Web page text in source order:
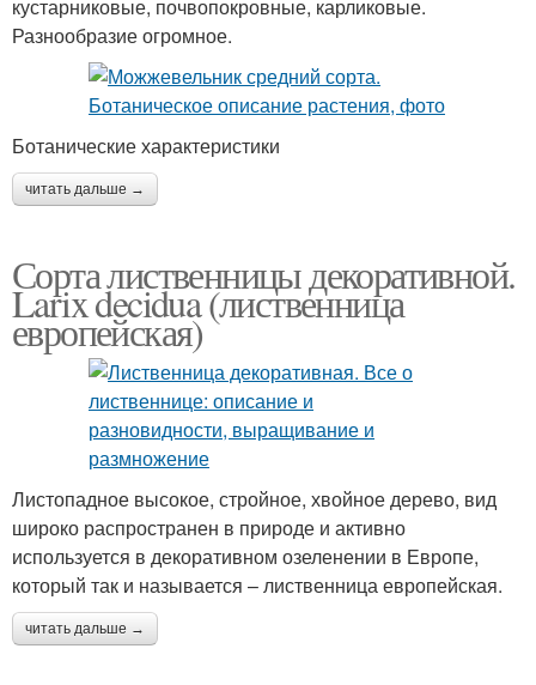
кустарниковые, почвопокровные, карликовые.
Разнообразие огромное.
Ботанические характеристики
читать дальше →
Сорта лиственницы декоративной.
Larix decidua (лиственница
европейская)
Листопадное высокое, стройное, хвойное дерево, вид
широко распространен в природе и активно
используется в декоративном озеленении в Европе,
который так и называется – лиственница европейская.
читать дальше →